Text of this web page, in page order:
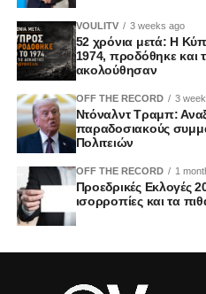
VOULITV 3 weeks ago
52 χρόνια μετά: Η
1974, προδόθηκε και
ακολούθησαν
OFF THE RECORD 3
Ντόναλντ Τραμπ:
παραδοσιακούς
Πολιτειών
OFF THE RECORD 1
Προεδρικές Εκλογές
ισορροπίες και τα